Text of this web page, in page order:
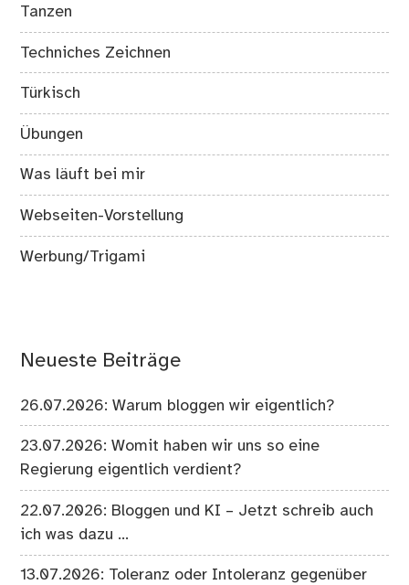
Tanzen
Techniches Zeichnen
Türkisch
Übungen
Was läuft bei mir
Webseiten-Vorstellung
Werbung/Trigami
Neueste Beiträge
26.07.2026: Warum bloggen wir eigentlich?
23.07.2026: Womit haben wir uns so eine
Regierung eigentlich verdient?
22.07.2026: Bloggen und KI – Jetzt schreib auch
ich was dazu …
13.07.2026: Toleranz oder Intoleranz gegenüber